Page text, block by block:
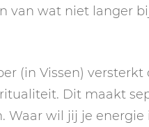
van wat niet langer
(in Vissen)
Dit maakt
Waar wil jij je energie